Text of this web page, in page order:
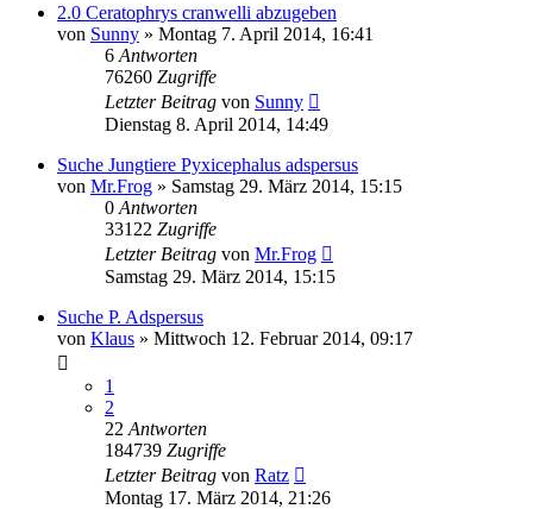
2.0 Ceratophrys cranwelli abzugeben
von Sunny » Montag 7. April 2014, 16:41
6 Antworten
76260 Zugriffe
Letzter Beitrag von Sunny
Dienstag 8. April 2014, 14:49
Suche Jungtiere Pyxicephalus adspersus
von Mr.Frog » Samstag 29. März 2014, 15:15
0 Antworten
33122 Zugriffe
Letzter Beitrag von Mr.Frog
Samstag 29. März 2014, 15:15
Suche P. Adspersus
von Klaus » Mittwoch 12. Februar 2014, 09:17
1
2
22 Antworten
184739 Zugriffe
Letzter Beitrag von Ratz
Montag 17. März 2014, 21:26